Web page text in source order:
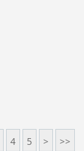
4 5 > >>